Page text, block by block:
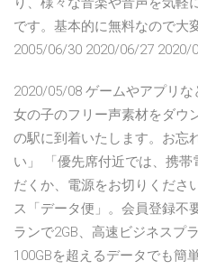
です。基本的に無料なので大
2005/06/30 2020/06/27 2020/
2020/05/08 ゲームやアプリ
女の子のフリー声素材をダウ
の駅に到着いたします。お忘
い」 「優先席付近では、携
だくか、電源をお切りくださ
ス「データ便」。会員登録不
ランで2GB、高速ビジネスプ
100GBを超えるデータでも簡